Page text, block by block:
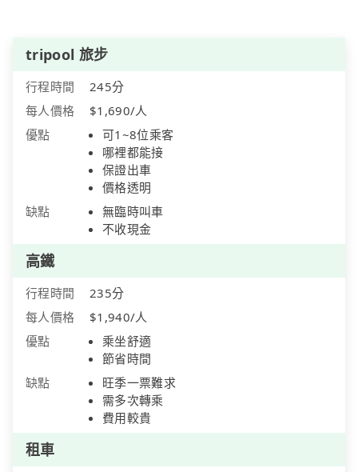
tripool 旅步
行程時間
245分
每人價格
$1,690/人
優點
可1~8位乘客
哪裡都能接
保證出車
價格透明
缺點
無臨時叫車
不收現金
高鐵
行程時間
235分
每人價格
$1,940/人
優點
乘坐舒適
節省時間
缺點
旺季一票難求
需多次轉乘
費用較貴
租車